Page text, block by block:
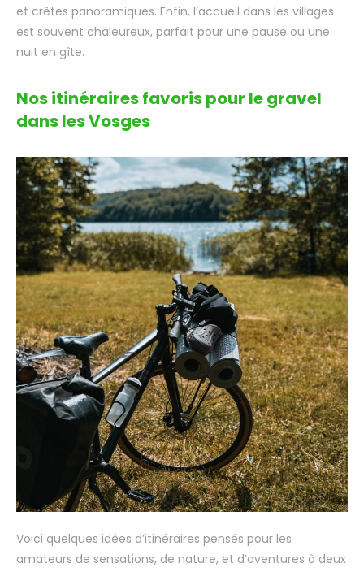
et crêtes panoramiques. Enfin, l’accueil dans les villages
est souvent chaleureux, parfait pour une pause ou une
nuit en gîte.
Nos itinéraires favoris pour le gravel
dans les Vosges
Voici quelques idées d’itinéraires pensés pour les
amateurs de sensations, de nature, et d’aventures à deux